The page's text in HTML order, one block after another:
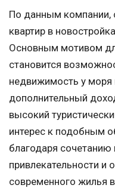
По данным компании,
квартир в
Основным мотивом
становится
недвижимость у моря
дополнительный
высокий
интерес к подобным
благодаря сочетанию
привлекательности и
современного жилья